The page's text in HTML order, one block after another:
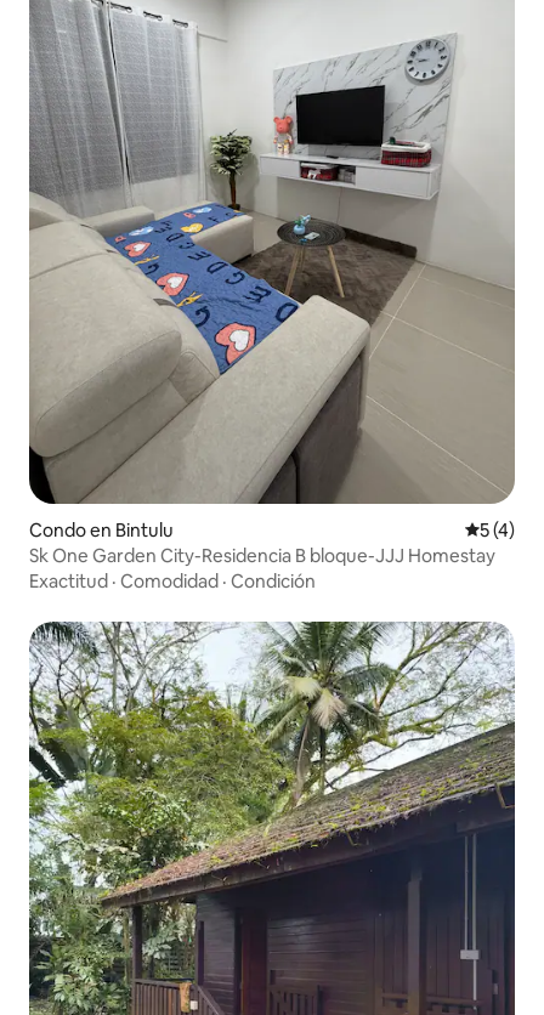
Condo en Bintulu
5 (4)
Sk One Garden City-Residencia B bloque-JJJ Homestay
Exactitud · Comodidad · Condición